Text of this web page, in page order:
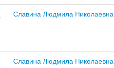
Славина Людмила Николаевна
Славина Людмила Николаевна